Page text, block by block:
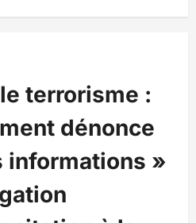
terrorisme :
dénonce
informations »